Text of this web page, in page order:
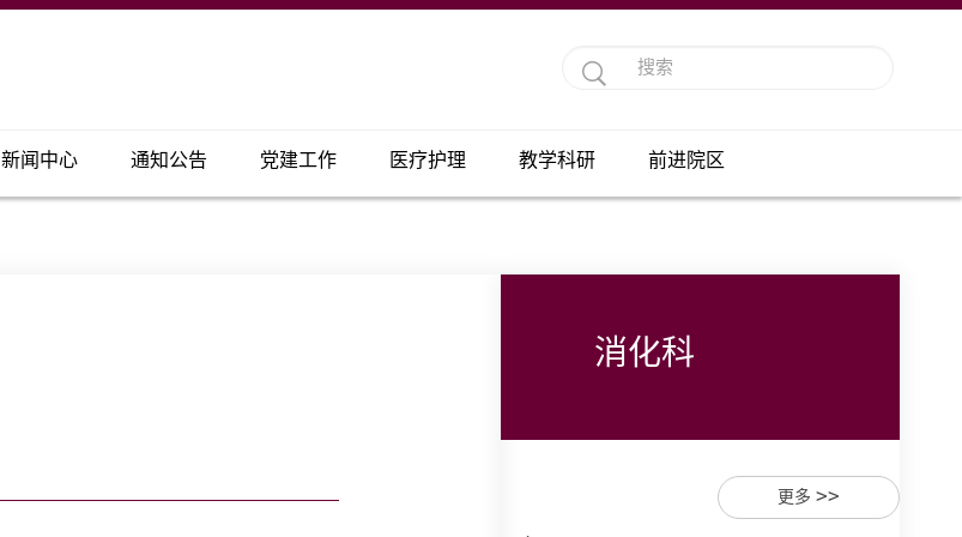
新闻中心 通知公告 党建工作 医疗护理 教学科研 前进院区
消化科
更多 >>